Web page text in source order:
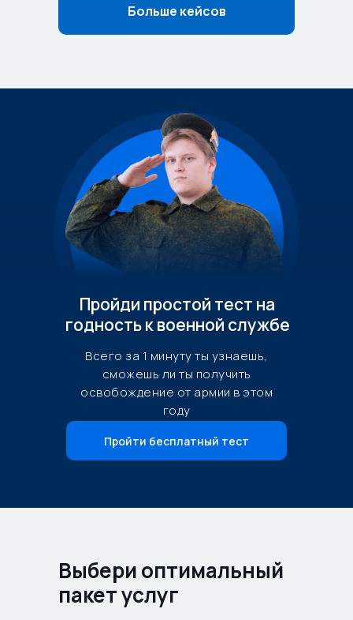
Больше кейсов
Пройти бесплатный тест
Пройди простой тест на
годность к военной службе
Всего за 1 минуту ты узнаешь,
сможешь ли ты получить
освобождение от армии в этом
году
Выбери оптимальный
пакет услуг